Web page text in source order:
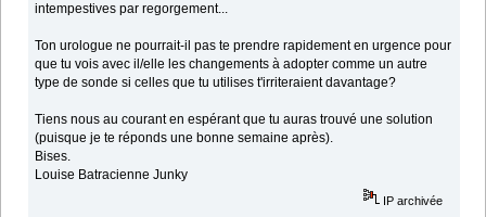
intempestives par regorgement...
Ton urologue ne pourrait-il pas te prendre rapidement en urgence pour
que tu vois avec il/elle les changements à adopter comme un autre
type de sonde si celles que tu utilises t'irriteraient davantage?
Tiens nous au courant en espérant que tu auras trouvé une solution
(puisque je te réponds une bonne semaine après).
Bises.
Louise Batracienne Junky
IP archivée